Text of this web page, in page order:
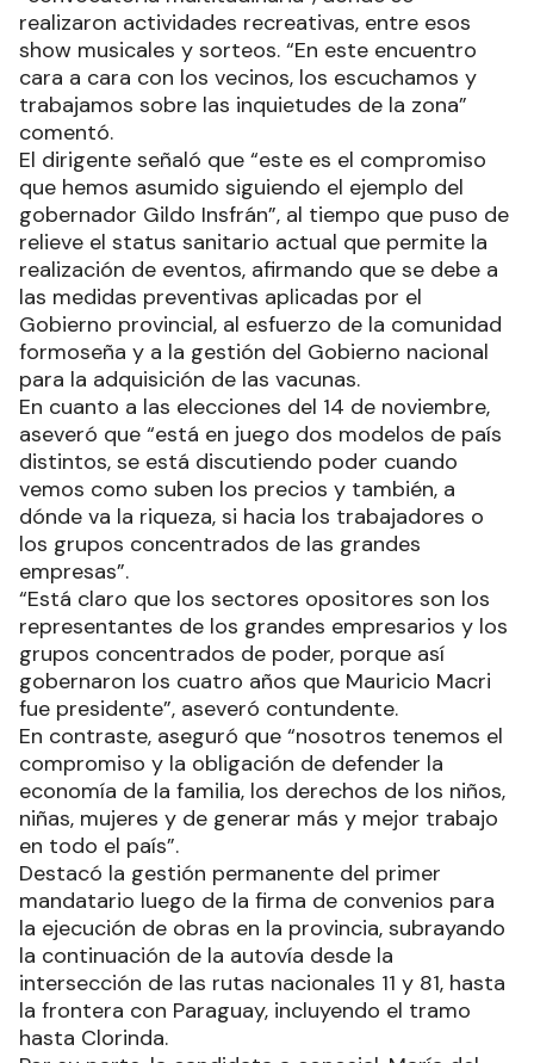
realizaron actividades recreativas, entre esos
show musicales y sorteos. “En este encuentro
cara a cara con los vecinos, los escuchamos y
trabajamos sobre las inquietudes de la zona”
comentó.
El dirigente señaló que “este es el compromiso
que hemos asumido siguiendo el ejemplo del
gobernador Gildo Insfrán”, al tiempo que puso de
relieve el status sanitario actual que permite la
realización de eventos, afirmando que se debe a
las medidas preventivas aplicadas por el
Gobierno provincial, al esfuerzo de la comunidad
formoseña y a la gestión del Gobierno nacional
para la adquisición de las vacunas.
En cuanto a las elecciones del 14 de noviembre,
aseveró que “está en juego dos modelos de país
distintos, se está discutiendo poder cuando
vemos como suben los precios y también, a
dónde va la riqueza, si hacia los trabajadores o
los grupos concentrados de las grandes
empresas”.
“Está claro que los sectores opositores son los
representantes de los grandes empresarios y los
grupos concentrados de poder, porque así
gobernaron los cuatro años que Mauricio Macri
fue presidente”, aseveró contundente.
En contraste, aseguró que “nosotros tenemos el
compromiso y la obligación de defender la
economía de la familia, los derechos de los niños,
niñas, mujeres y de generar más y mejor trabajo
en todo el país”.
Destacó la gestión permanente del primer
mandatario luego de la firma de convenios para
la ejecución de obras en la provincia, subrayando
la continuación de la autovía desde la
intersección de las rutas nacionales 11 y 81, hasta
la frontera con Paraguay, incluyendo el tramo
hasta Clorinda.